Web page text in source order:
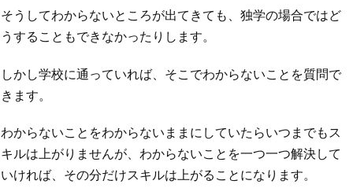
そうしてわからないところが出てきても、独学の場合ではど
うすることもできなかったりします。
しかし学校に通っていれば、そこでわからないことを質問で
きます。
わからないことをわからないままにしていたらいつまでもス
キルは上がりませんが、わからないことを一つ一つ解決して
いければ、その分だけスキルは上がることになります。